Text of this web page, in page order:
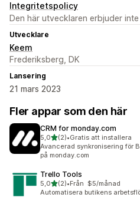
Integritetspolicy
Den här utvecklaren erbjuder
Utvecklare
Keem
Frederiksberg, DK
Lansering
21 mars 2023
Fler appar som den här
CRM for monday.com
5,0av 5 stjärnor
(2)
2 recensioner totalt
•Gratis att installera
Avancerad synkronisering för
på monday.com
Trello Tools
5,0av 5 stjärnor
(2)
2 recensioner totalt
•Från $5/månad
Automatisera butikens